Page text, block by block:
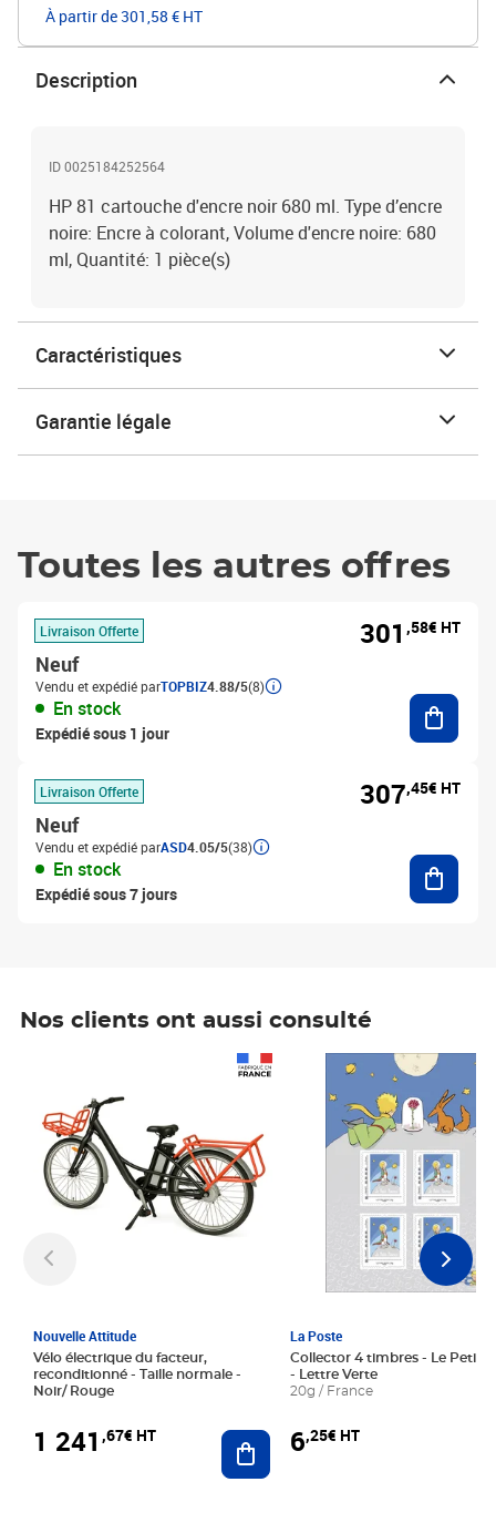
À partir de 301,58 € HT
Description
ID 0025184252564
HP 81 cartouche d'encre noir 680 ml. Type d’encre
noire: Encre à colorant, Volume d'encre noire: 680
ml, Quantité: 1 pièce(s)
Caractéristiques
Garantie légale
Toutes les autres offres
Livraison Offerte
Neuf
Vendu et expédié parTOPBIZ4.88/5(8)
En stock
Expédié sous 1 jour
301 ,58€ HT
Livraison Offerte
Neuf
Vendu et expédié parASD4.05/5(38)
En stock
Expédié sous 7 jours
307,45€ HT
Nos clients ont aussi consulté
Nouvelle Attitude
Vélo électrique du facteur,
reconditionné - Taille normale -
Noir/ Rouge
1 241 ,67€ HT Ajouter au panier
La Poste
Collector 4 timbres - Le Petit
- Lettre Verte
20g / France
6,25€ HT
Prix 6,25€ HT